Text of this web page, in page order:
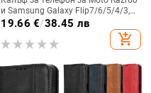
и Samsung Galaxy Flip7/6/5/4/3,
сгъваем с пръстен, защита от
изпускане, минималистичен PU
кожен калъф, ръчна изработка
19.66 €/38.45 лв
add_shopping_cart